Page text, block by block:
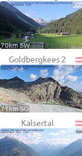
70km SW
Goldbergkees 2
71km SO
Kalsertal